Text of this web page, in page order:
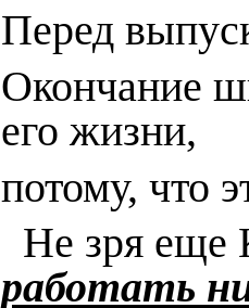
Перед
Окончание
его жизни,
потому, что
Не зря еще
работать